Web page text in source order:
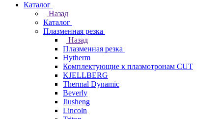
Каталог
Назад
Каталог
Плазменная резка
Назад
Плазменная резка
Hytherm
Комплектующие к плазмотронам CUT
KJELLBERG
Thermal Dynamic
Beverly
Jiusheng
Lincoln